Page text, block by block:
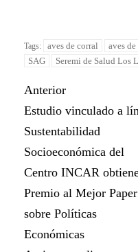
Tags: aves de corral aves
SAG
Seremi de Salud Los
Anterior
Estudio vinculado a
Sustentabilidad
Socioeconómica del
Centro INCAR
Premio al Mejor Paper
sobre Políticas
Económicas